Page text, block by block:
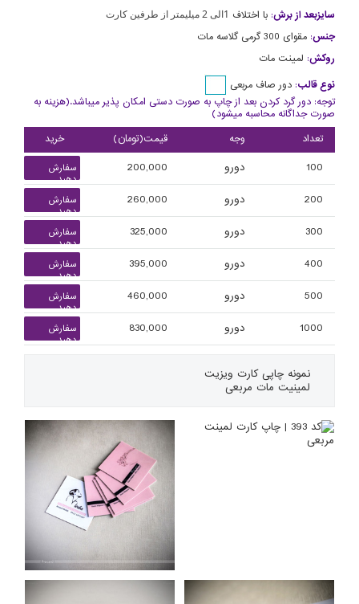
سایزبعد از برش: با اختلاف 1الی 2 میلیمتر از طرفین کارت
جنس: مقوای 300 گرمی گلاسه مات
روکش: لمینت مات
نوع قالب: دور صاف مربعی
توجه: دور گرد کردن بعد از چاپ به صورت دستی امکان پذیر میباشد.(هزینه به
صورت جداگانه محاسبه میشود)
تعداد
وجه قیمت(تومان) خرید
100 دورو 200,000
سفارش
دهید
200 دورو 260,000
سفارش
دهید
300 دورو 325,000
سفارش
دهید
400 دورو 395,000
سفارش
دهید
500 دورو 460,000
سفارش
دهید
1000 دورو 830,000
سفارش
دهید
نمونه چاپیکارت ویزیت
لمینیت مات مربعی